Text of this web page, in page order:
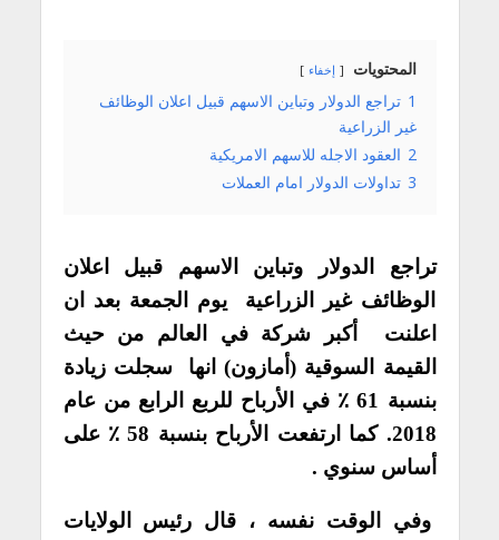
المحتويات إخفاء
1 تراجع الدولار وتباين الاسهم قبيل اعلان الوظائف
غير الزراعية
2 العقود الاجله للاسهم الامريكية
3 تداولات الدولار امام العملات
تراجع الدولار وتباين الاسهم قبيل اعلان
الوظائف غير الزراعية يوم الجمعة بعد ان
اعلنت أكبر شركة في العالم من حيث
القيمة السوقية (أمازون) انها سجلت زيادة
بنسبة 61 ٪ في الأرباح للربع الرابع من عام
2018. كما ارتفعت الأرباح بنسبة 58 ٪ على
أساس سنوي .
وفي الوقت نفسه ، قال رئيس الولايات